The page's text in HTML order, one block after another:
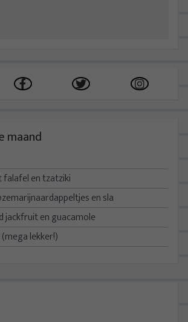
maand
en tzatziki
en sla
jackfruit en guacamole
lekker!)